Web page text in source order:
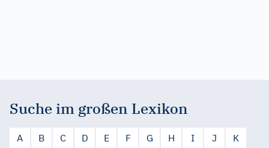
Suche im großen Lexikon
A B C D E F G H I J
K